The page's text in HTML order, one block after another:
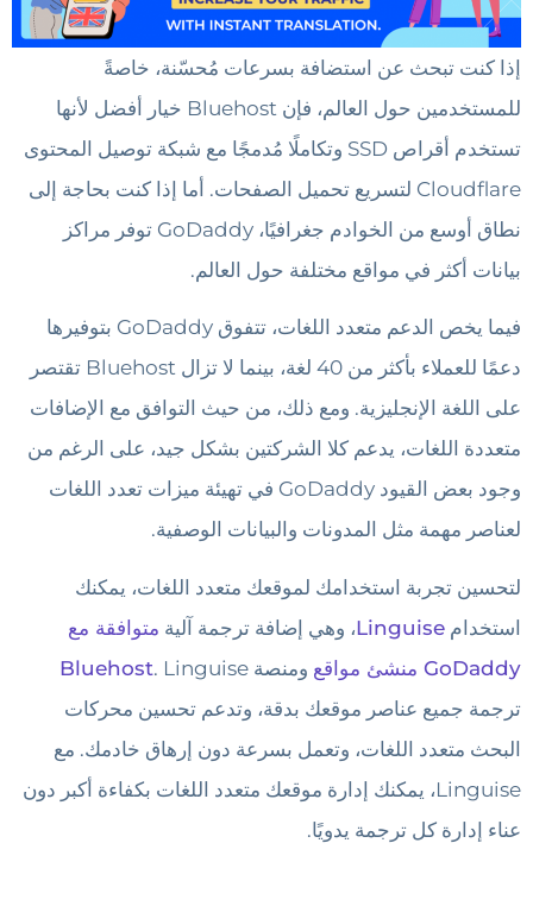
إذا كنت تبحث عن استضافة بسرعات مُحسّنة، خاصةً
للمستخدمين حول العالم، فإن Bluehost خيار أفضل لأنها
تستخدم أقراص SSD وتكاملًا مُدمجًا مع شبكة توصيل المحتوى
Cloudflare لتسريع تحميل الصفحات. أما إذا كنت بحاجة إلى
نطاق أوسع من الخوادم جغرافيًا، GoDaddy توفر مراكز
بيانات أكثر في مواقع مختلفة حول العالم.
فيما يخص الدعم متعدد اللغات، تتفوق GoDaddy بتوفيرها
دعمًا للعملاء بأكثر من 40 لغة، بينما لا تزال Bluehost تقتصر
على اللغة الإنجليزية. ومع ذلك، من حيث التوافق مع الإضافات
متعددة اللغات، يدعم كلا الشركتين بشكل جيد، على الرغم من
وجود بعض القيود GoDaddy في تهيئة ميزات تعدد اللغات
لعناصر مهمة مثل المدونات والبيانات الوصفية.
لتحسين تجربة استخدامك لموقعك متعدد اللغات، يمكنك
استخدام Linguise، وهي إضافة ترجمة آلية متوافقة مع
GoDaddy منشئ مواقع
ومنصة Bluehost. Linguise
ترجمة جميع عناصر موقعك بدقة، وتدعم تحسين محركات
البحث متعدد اللغات، وتعمل بسرعة دون إرهاق خادمك. مع
Linguise، يمكنك إدارة موقعك متعدد اللغات بكفاءة أكبر دون
عناء إدارة كل ترجمة يدويًا.